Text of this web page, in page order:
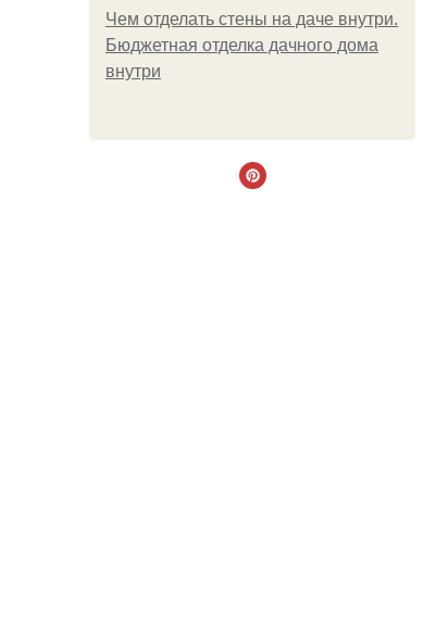
Чем отделать стены на даче внутри.
Бюджетная отделка дачного дома
внутри